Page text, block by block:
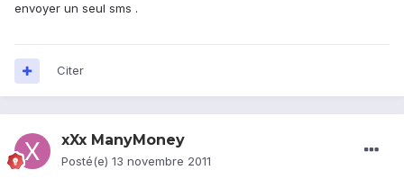
envoyer un seul sms .
Citer
xXx ManyMoney
Posté(e) 13 novembre 2011